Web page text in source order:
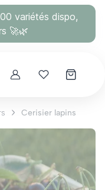
variétés dispo,
🚀🌿
AccountMes coups
Cerisier lapins